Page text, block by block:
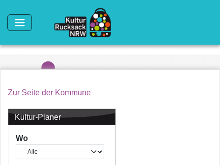
Zur Seite der Kommune
Kultur-Planer
Wo